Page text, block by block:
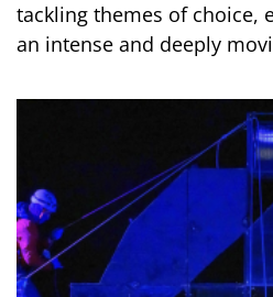
tackling themes of choice,
an intense and deeply